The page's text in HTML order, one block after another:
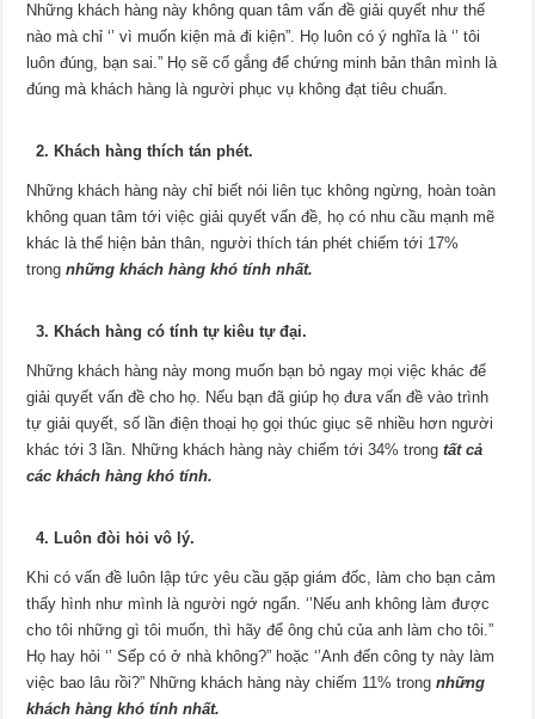
Những khách hàng này không quan tâm vấn đề giải quyết như thế
nào mà chỉ ‘’ vì muốn kiện mà đi kiện”. Họ luôn có ý nghĩa là ‘’ tôi
luôn đúng, bạn sai.” Họ sẽ cố gắng để chứng minh bản thân mình là
đúng mà khách hàng là người phục vụ không đạt tiêu chuẩn.
2. Khách hàng thích tán phét.
Những khách hàng này chỉ biết nói liên tục không ngừng, hoàn toàn
không quan tâm tới việc giải quyết vấn đề, họ có nhu cầu mạnh mẽ
khác là thể hiện bản thân, người thích tán phét chiếm tới 17%
trongnhững khách hàng khó tính nhất.
3. Khách hàng có tính tự kiêu tự đại.
Những khách hàng này mong muốn bạn bỏ ngay mọi việc khác để
giải quyết vấn đề cho họ. Nếu bạn đã giúp họ đưa vấn đề vào trình
tự giải quyết, số lần điện thoại họ gọi thúc giục sẽ nhiều hơn người
khác tới 3 lần. Những khách hàng này chiếm tới 34% trongtất cả
các khách hàng khó tính.
4. Luôn đòi hỏi vô lý.
Khi có vấn đề luôn lập tức yêu cầu gặp giám đốc, làm cho bạn cảm
thấy hình như mình là người ngớ ngẩn. ‘’Nếu anh không làm được
cho tôi những gì tôi muốn, thì hãy để ông chủ của anh làm cho tôi.”
Họ hay hỏi ‘’ Sếp có ở nhà không?” hoặc ‘’Anh đến công ty này làm
việc bao lâu rồi?” Những khách hàng này chiếm 11% trongnhững
khách hàng khó tính nhất.